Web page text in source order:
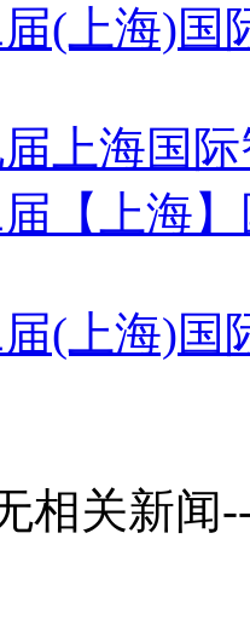
(上海)国
上海国
【上海
(上海)国
相关新闻